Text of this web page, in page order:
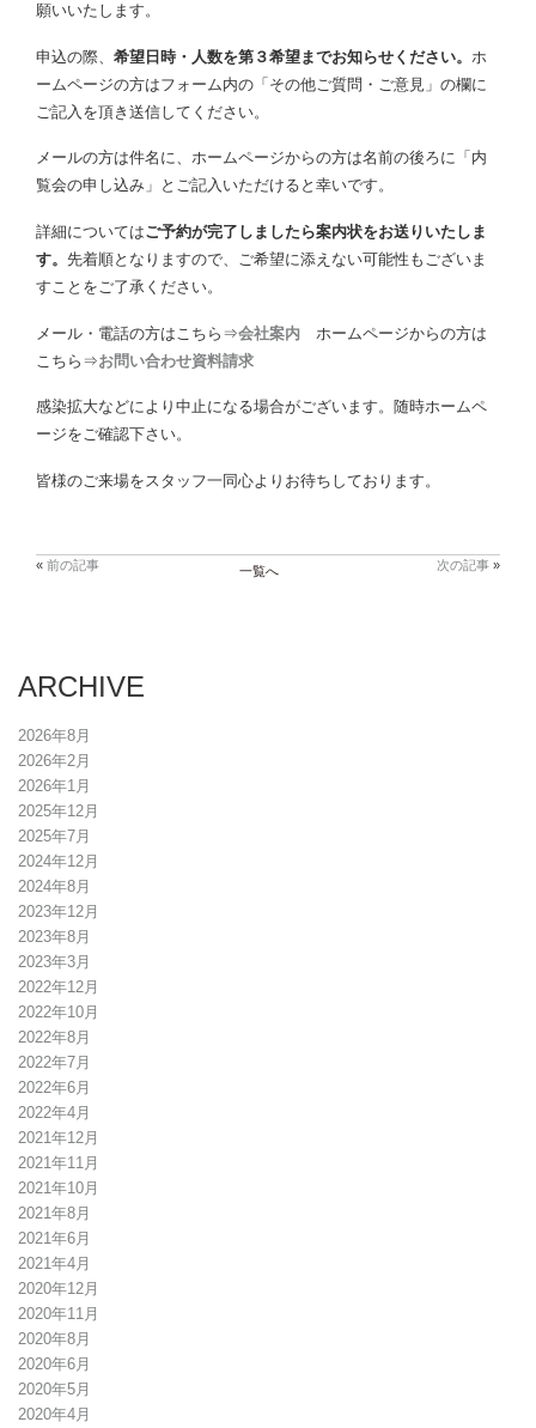
願いいたします。
申込の際、 希望日時・人数を第３希望までお知らせください。 ホ
ームページの方はフォーム内の「その他ご質問・ご意見」の欄に
ご記入を頂き送信してください。
メールの方は件名に、ホームページからの方は名前の後ろに「内
覧会の申し込み」とご記入いただけると幸いです。
詳細についてはご予約が完了しましたら案内状をお送りいたしま
す。 先着順となりますので、ご希望に添えない可能性もございま
すことをご了承ください。
メール・電話の方はこちら⇒会社案内 ホームページからの方は
こちら⇒お問い合わせ資料請求
感染拡大などにより中止になる場合がございます。随時ホームペ
ージをご確認下さい。
皆様のご来場をスタッフ一同心よりお待ちしております。
« 前の記事 一覧へ 次の記事 »
ARCHIVE
2026年8月
2026年2月
2026年1月
2025年12月
2025年7月
2024年12月
2024年8月
2023年12月
2023年8月
2023年3月
2022年12月
2022年10月
2022年8月
2022年7月
2022年6月
2022年4月
2021年12月
2021年11月
2021年10月
2021年8月
2021年6月
2021年4月
2020年12月
2020年11月
2020年8月
2020年6月
2020年5月
2020年4月